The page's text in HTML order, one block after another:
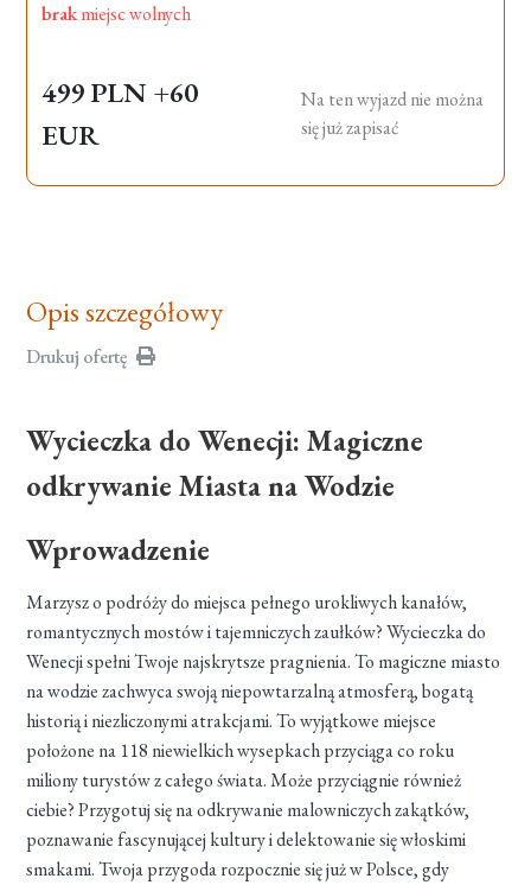
brakmiejsc wolnych
499 PLN +60
EUR
Na ten wyjazd nie można
się już zapisać
Opis szczegółowy
Drukuj ofertę
Wycieczka do Wenecji: Magiczne
odkrywanie Miasta na Wodzie
Wprowadzenie
Marzysz o podróży do miejsca pełnego urokliwych kanałów,
romantycznych mostów i tajemniczych zaułków? Wycieczka do
Wenecji spełni Twoje najskrytsze pragnienia. To magiczne miasto
na wodzie zachwyca swoją niepowtarzalną atmosferą, bogatą
historią i niezliczonymi atrakcjami. To wyjątkowe miejsce
położone na 118 niewielkich wysepkach przyciąga co roku
miliony turystów z całego świata. Może przyciągnie również
ciebie? Przygotuj się na odkrywanie malowniczych zakątków,
poznawanie fascynującej kultury i delektowanie się włoskimi
smakami. Twoja przygoda rozpocznie się już w Polsce, gdy